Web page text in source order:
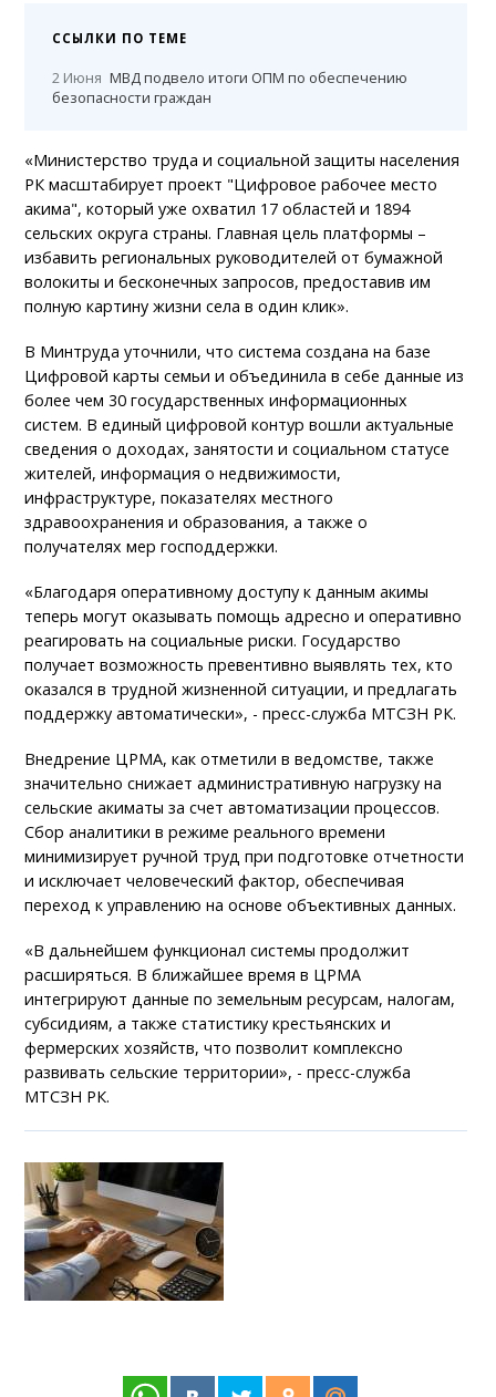
ССЫЛКИ ПО ТЕМЕ
2 Июня МВД подвело итоги ОПМ по обеспечению
безопасности граждан
«Министерство труда и социальной защиты населения
РК масштабирует проект "Цифровое рабочее место
акима", который уже охватил 17 областей и 1894
сельских округа страны. Главная цель платформы –
избавить региональных руководителей от бумажной
волокиты и бесконечных запросов, предоставив им
полную картину жизни села в один клик».
В Минтруда уточнили, что система создана на базе
Цифровой карты семьи и объединила в себе данные из
более чем 30 государственных информационных
систем. В единый цифровой контур вошли актуальные
сведения о доходах, занятости и социальном статусе
жителей, информация о недвижимости,
инфраструктуре, показателях местного
здравоохранения и образования, а также о
получателях мер господдержки.
«Благодаря оперативному доступу к данным акимы
теперь могут оказывать помощь адресно и оперативно
реагировать на социальные риски. Государство
получает возможность превентивно выявлять тех, кто
оказался в трудной жизненной ситуации, и предлагать
поддержку автоматически», - пресс-служба МТСЗН РК.
Внедрение ЦРМА, как отметили в ведомстве, также
значительно снижает административную нагрузку на
сельские акиматы за счет автоматизации процессов.
Сбор аналитики в режиме реального времени
минимизирует ручной труд при подготовке отчетности
и исключает человеческий фактор, обеспечивая
переход к управлению на основе объективных данных.
«В дальнейшем функционал системы продолжит
расширяться. В ближайшее время в ЦРМА
интегрируют данные по земельным ресурсам, налогам,
субсидиям, а также статистику крестьянских и
фермерских хозяйств, что позволит комплексно
развивать сельские территории», - пресс-служба
МТСЗН РК.